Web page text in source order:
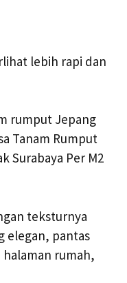
lebih rapi dan
rumput Jepang
Tanam Rumput
Surabaya Per M2
teksturnya
elegan, pantas
rumah,